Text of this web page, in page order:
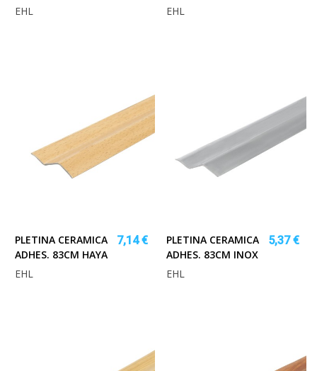
EHL EHL
PLETINA CERAMICA
ADHES. 83CM HAYA
7,14 €
EHL
PLETINA CERAMICA
ADHES. 83CM INOX
5,37 €
EHL